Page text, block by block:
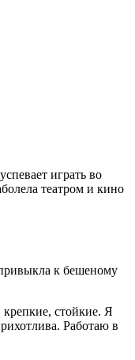
играть во
театром и кино
к бешеному
стойкие. Я
Работаю в